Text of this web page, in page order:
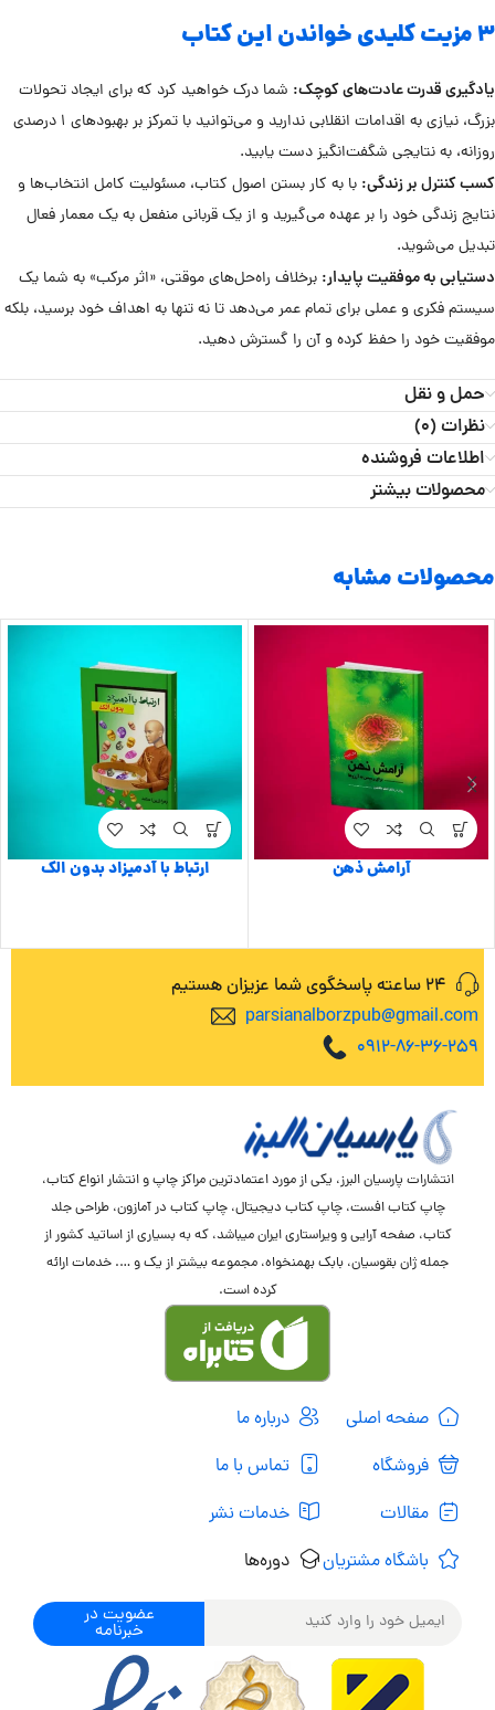
۳ مزیت کلیدی خواندن این کتاب
یادگیری قدرت عادت‌های کوچک: شما درک خواهید کرد که برای ایجاد تحولات
بزرگ، نیازی به اقدامات انقلابی ندارید و می‌توانید با تمرکز بر بهبودهای ۱ درصدی
روزانه، به نتایجی شگفت‌انگیز دست یابید.
کسب کنترل بر زندگی: با به کار بستن اصول کتاب، مسئولیت کامل انتخاب‌ها و
نتایج زندگی خود را بر عهده می‌گیرید و از یک قربانی منفعل به یک معمار فعال
تبدیل می‌شوید.
دستیابی به موفقیت پایدار: برخلاف راه‌حل‌های موقتی، «اثر مرکب» به شما یک
سیستم فکری و عملی برای تمام عمر می‌دهد تا نه تنها به اهداف خود برسید، بلکه
موفقیت خود را حفظ کرده و آن را گسترش دهید.
حمل و نقل
نظرات (0)
اطلاعات فروشنده
محصولات بیشتر
محصولات مشابه
آرامش ذهن ارتباط با آدمیزاد بدون الک
24 ساعته پاسخگوی شما عزیزان هستیم
parsianalborzpub@gmail.com
0912-86-36-259
انتشارات پارسیان البرز، یکی از مورد اعتمادترین مراکز چاپ و انتشار انواع کتاب،
چاپ کتاب افست، چاپ کتاب دیجیتال، چاپ کتاب در آمازون، طراحی جلد
کتاب، صفحه آرایی و ویراستاری ایران میباشد، که به بسیاری از اساتید کشور از
جمله ژان بقوسیان، بابک بهمنخواه، مجموعه بیشتر از یک و …. خدمات ارائه
کرده است.
صفحه اصلی
فروشگاه
مقالات
باشگاه مشتریان
درباره ما
تماس با ما
خدمات نشر
دوره‌ها
عضویت در
خبرنامه